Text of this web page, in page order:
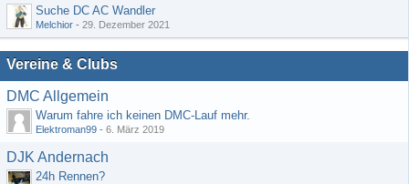
Suche DC AC Wandler
Melchior - 29. Dezember 2021
Vereine & Clubs
DMC Allgemein
Warum fahre ich keinen DMC-Lauf mehr.
Elektroman99 - 6. März 2019
DJK Andernach
24h Rennen?